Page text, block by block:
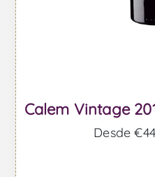
Calem Vintage
Desde